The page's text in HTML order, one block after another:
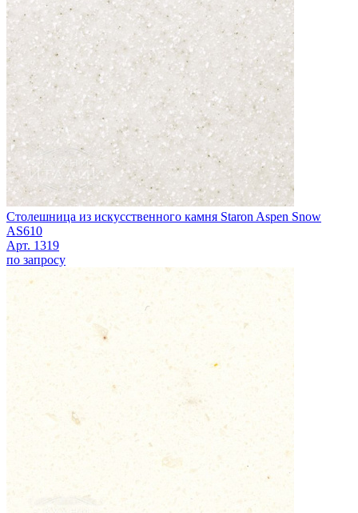
Столешница из искусственного камня Staron Aspen Snow
AS610
Арт. 1319
по запросу